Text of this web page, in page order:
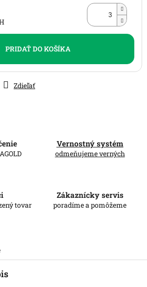
PRIDAŤ DO KOŠÍKA
Zdieľať
Vernostný systém
odmeňujeme verných
tovar
Zákaznícky servis
poradíme a pomôžeme